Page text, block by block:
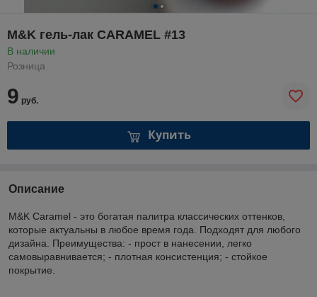
M&K гель-лак CARAMEL #13
В наличии
Розница
9 руб.
Купить
Описание
M&K Caramel - это богатая палитра классических оттенков,
которые актуальны в любое время года. Подходят для любого
дизайна. Преимущества: - прост в нанесении, легко
самовыравнивается; - плотная консистенция; - стойкое
покрытие.